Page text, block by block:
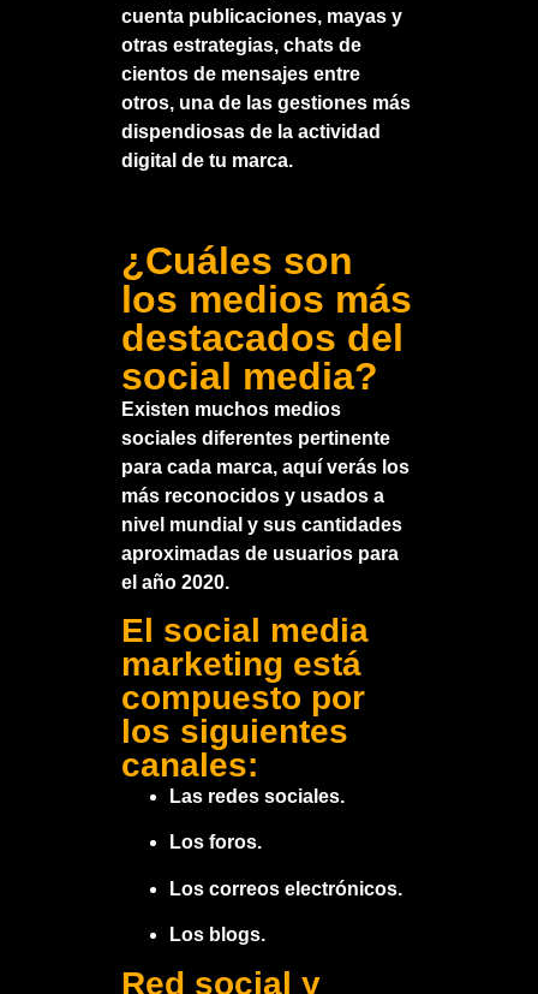
cuenta publicaciones, mayas y
otras estrategias, chats de
cientos de mensajes entre
otros, una de las gestiones más
dispendiosas de la actividad
digital de tu marca.
¿Cuáles son
los medios más
destacados del
social media?
Existen muchos medios
sociales diferentes pertinente
para cada marca, aquí verás los
más reconocidos y usados a
nivel mundial y sus cantidades
aproximadas de usuarios para
el año 2020.
El social media
marketing está
compuesto por
los siguientes
canales:
Las redes sociales.
Los foros.
Los correos electrónicos.
Los blogs.
Red social y